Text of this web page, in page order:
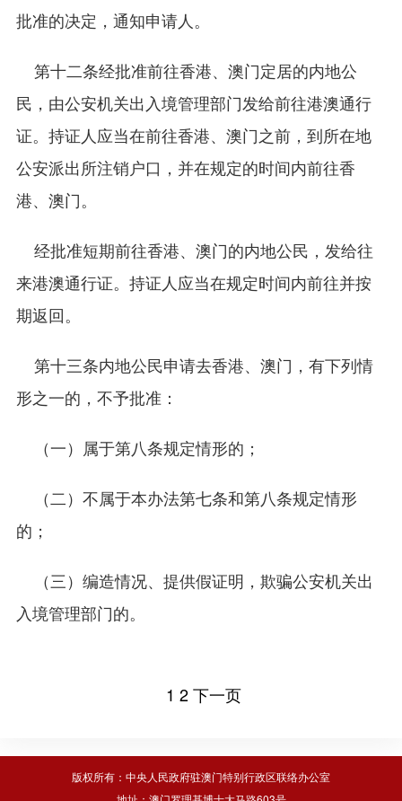
批准的决定，通知申请人。
第十二条经批准前往香港、澳门定居的内地公
民，由公安机关出入境管理部门发给前往港澳通行
证。持证人应当在前往香港、澳门之前，到所在地
公安派出所注销户口，并在规定的时间内前往香
港、澳门。
经批准短期前往香港、澳门的内地公民，发给往
来港澳通行证。持证人应当在规定时间内前往并按
期返回。
第十三条内地公民申请去香港、澳门，有下列情
形之一的，不予批准：
（一）属于第八条规定情形的；
（二）不属于本办法第七条和第八条规定情形
的；
（三）编造情况、提供假证明，欺骗公安机关出
入境管理部门的。
1 2 下一页
版权所有：中央人民政府驻澳门特别行政区联络办公室